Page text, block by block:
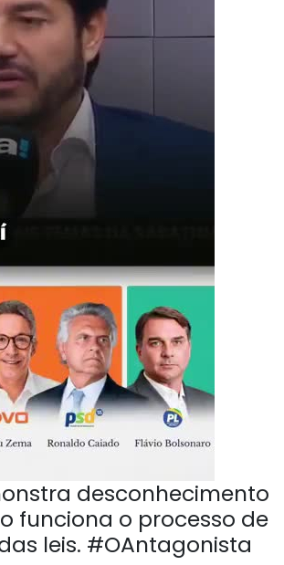
desconhecimento
funciona o processo de
leis. #OAntagonista